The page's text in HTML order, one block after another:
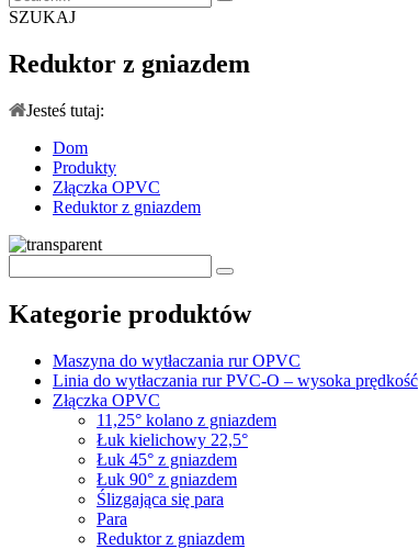
SZUKAJ
Reduktor z gniazdem
Jesteś tutaj:
Dom
Produkty
Złączka OPVC
Reduktor z gniazdem
Kategorie produktów
Maszyna do wytłaczania rur OPVC
Linia do wytłaczania rur PVC-O – wysoka prędkość
Złączka OPVC
11,25° kolano z gniazdem
Łuk kielichowy 22,5°
Łuk 45° z gniazdem
Łuk 90° z gniazdem
Ślizgająca się para
Para
Reduktor z gniazdem